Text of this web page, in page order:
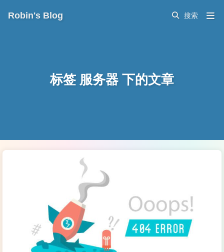
标签 服务器 下的文章
Robin's Blog